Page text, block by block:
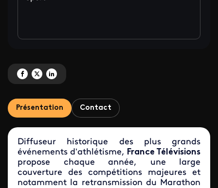
Partagez 'Marathon de Paris 2022' sur Facebook
Partagez 'Marathon de Paris 2022' sur X
Partagez 'Marathon de Paris 2022' sur LinkedIn
Présentation Contact
Diffuseur historique des plus grands
événements d’athlétisme, France Télévisions
propose chaque année, une large
couverture des compétitions majeures et
notamment la retransmission du Marathon